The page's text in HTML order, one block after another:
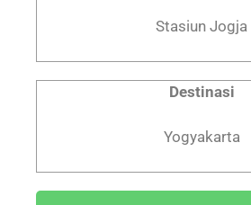
Stasiun Jogja
Destinasi
Yogyakarta